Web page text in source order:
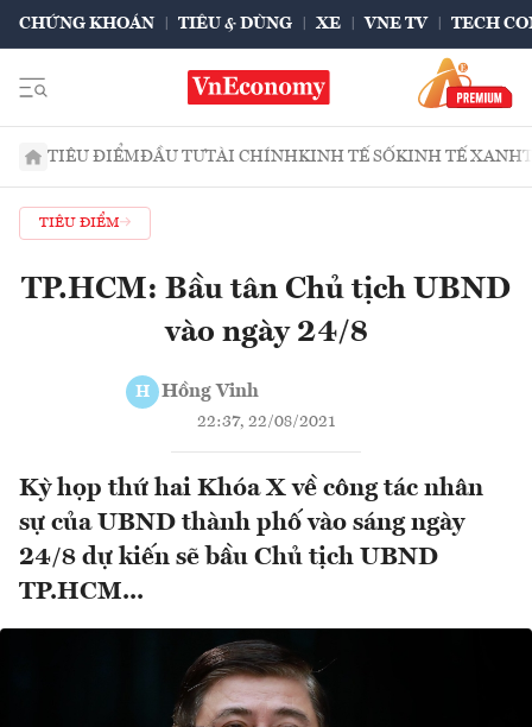
CHỨNG KHOÁN TIÊU & DÙNG XE VNE TV TECH
TIÊU ĐIỂMĐẦU TƯTÀI CHÍNHKINH TẾ SỐKINH TẾ XANH
TIÊU ĐIỂM
TP.HCM: Bầu tân Chủ tịch UBND
vào ngày 24/8
H Hồng Vinh
22:37, 22/08/2021
Kỳ họp thứ hai Khóa X về công tác nhân
sự của UBND thành phố vào sáng ngày
24/8 dự kiến sẽ bầu Chủ tịch UBND
TP.HCM...